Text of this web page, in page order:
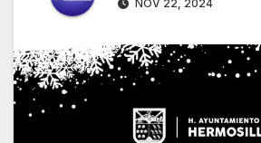
NOV 22, 2024